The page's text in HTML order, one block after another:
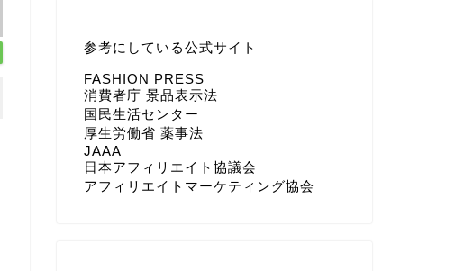
参考にしている公式サイト
FASHION PRESS
消費者庁 景品表示法
国民生活センター
厚生労働省 薬事法
JAAA
日本アフィリエイト協議会
アフィリエイトマーケティング協会